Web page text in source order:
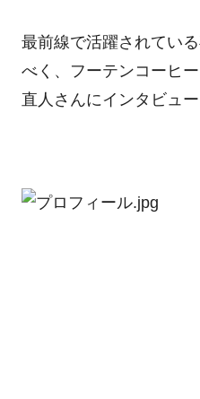
最前線で活躍されてい
べく、フーテンコーヒ
直人さんにインタビュー